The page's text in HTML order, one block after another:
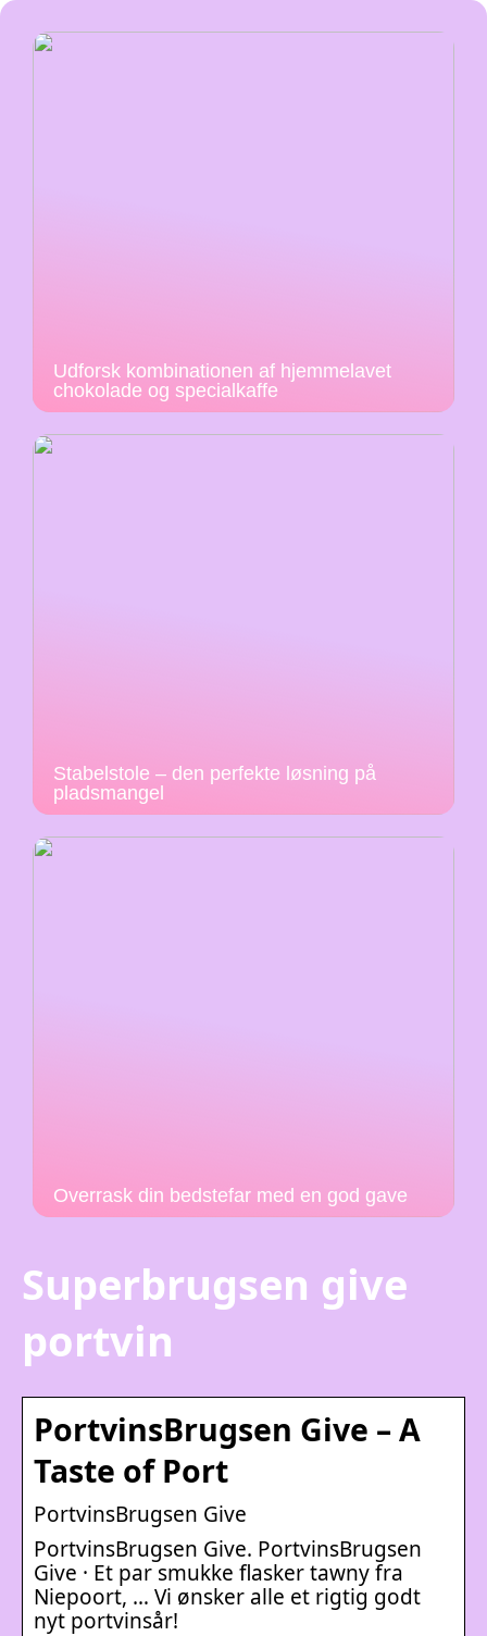
Udforsk kombinationen af hjemmelavet
chokolade og specialkaffe
Stabelstole – den perfekte løsning på
pladsmangel
Overrask din bedstefar med en god gave
Superbrugsen give
portvin
PortvinsBrugsen Give – A
Taste of Port
PortvinsBrugsen Give
PortvinsBrugsen Give. PortvinsBrugsen
Give · Et par smukke flasker tawny fra
Niepoort, … Vi ønsker alle et rigtig godt
nyt portvinsår!